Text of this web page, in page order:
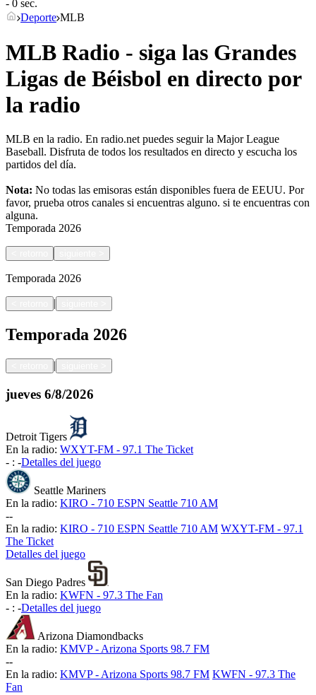
- 0 sec.
Deporte MLB
MLB Radio - siga las Grandes
Ligas de Béisbol en directo por
la radio
MLB en la radio. En radio.net puedes seguir la Major League
Baseball. Disfruta de todos los resultados en directo y escucha los
partidos del día.
Nota: No todas las emisoras están disponibles fuera de EEUU. Por
favor, prueba otros canales si encuentras alguno. si te encuentras con
alguna.
Temporada 2026
Temporada 2026
|
Temporada 2026
|
jueves 6/8/2026
Detroit Tigers
En la radio: WXYT-FM - 97.1 The Ticket
- : -Detalles del juego
Seattle Mariners
En la radio: KIRO - 710 ESPN Seattle 710 AM
--
En la radio: KIRO - 710 ESPN Seattle 710 AM WXYT-FM - 97.1
The Ticket
Detalles del juego
San Diego Padres
En la radio: KWFN - 97.3 The Fan
- : -Detalles del juego
Arizona Diamondbacks
En la radio: KMVP - Arizona Sports 98.7 FM
--
En la radio: KMVP - Arizona Sports 98.7 FM KWFN - 97.3 The
Fan